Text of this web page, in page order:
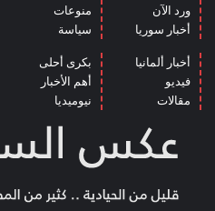
ورد الآن
أخبار سوريا
منوعات
سياسة
أخبار ألمانيا
فيديو
مقالات
بكرى أحلى
أهم الأخبار
نيوميديا